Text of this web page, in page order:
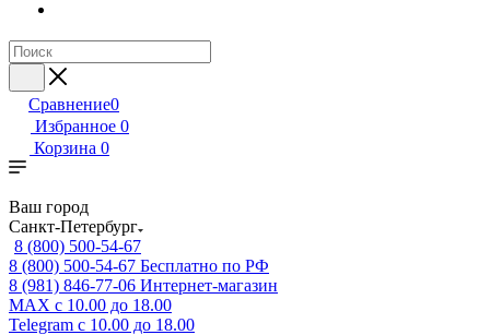
Сравнение0
Избранное 0
Корзина 0
Ваш город
Санкт-Петербург
8 (800) 500-54-67
8 (800) 500-54-67 Бесплатно по РФ
8 (981) 846-77-06 Интернет-магазин
MAX с 10.00 до 18.00
Telegram с 10.00 до 18.00